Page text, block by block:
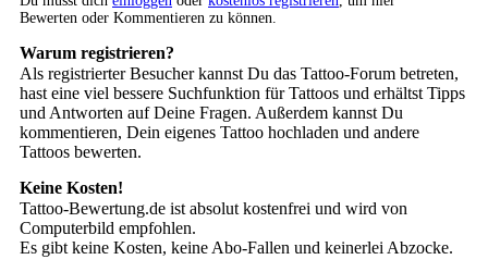
Bewerten oder Kommentieren zu können.
Warum registrieren?
Als registrierter Besucher kannst Du das Tattoo-Forum betreten,
hast eine viel bessere Suchfunktion für Tattoos und erhältst Tipps
und Antworten auf Deine Fragen. Außerdem kannst Du
kommentieren, Dein eigenes Tattoo hochladen und andere
Tattoos bewerten.
Keine Kosten!
Tattoo-Bewertung.de ist absolut kostenfrei und wird von
Computerbild empfohlen.
Es gibt keine Kosten, keine Abo-Fallen und keinerlei Abzocke.